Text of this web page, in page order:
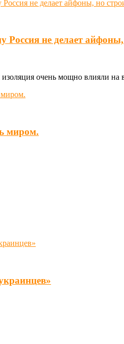
не делает
очень мощно влияли на
миром.